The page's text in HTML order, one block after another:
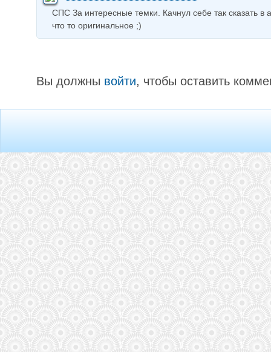
СПС За интересные темки. Качнул себе так сказать
что то оригинальное ;)
Вы должны войти, чтобы оставить